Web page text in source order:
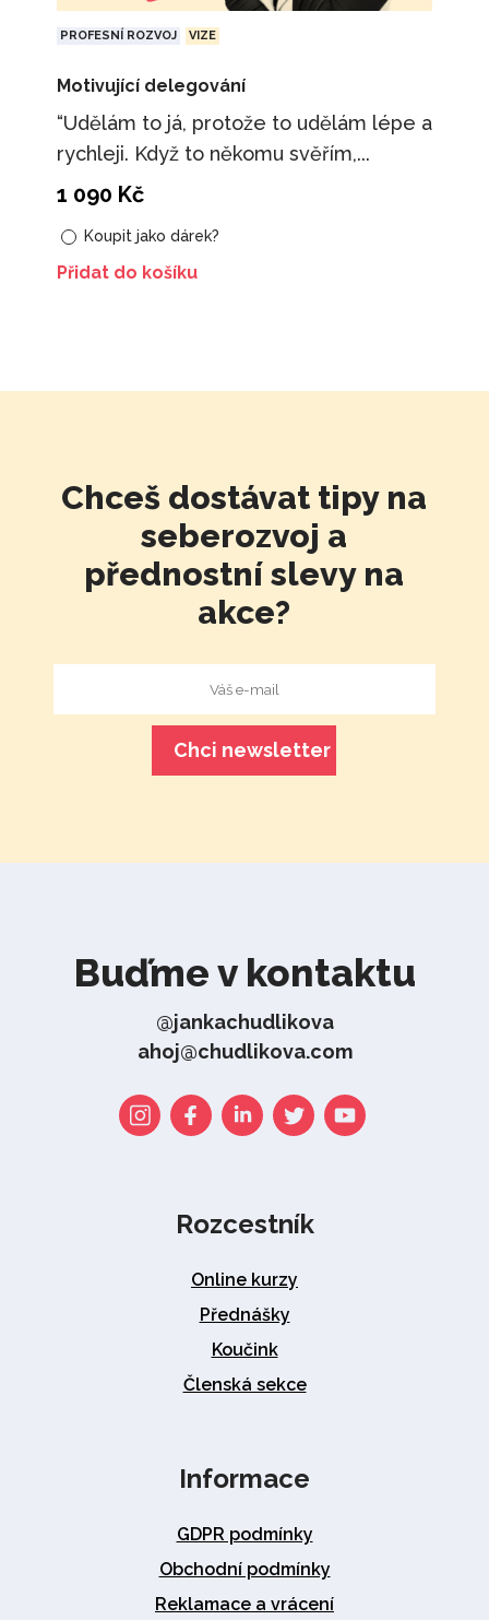
PROFESNÍ ROZVOJ VIZE
Motivující delegování
“Udělám to já, protože to udělám lépe a
rychleji. Když to někomu svěřím,...
1 090 Kč
Koupit jako dárek?
Přidat do košíku
Chceš dostávat tipy na
seberozvoj a
přednostní slevy na
akce?
Buďme v kontaktu
@jankachudlikova
ahoj@chudlikova.com
Rozcestník
Online kurzy
Přednášky
Koučink
Členská sekce
Informace
GDPR podmínky
Obchodní podmínky
Reklamace a vrácení